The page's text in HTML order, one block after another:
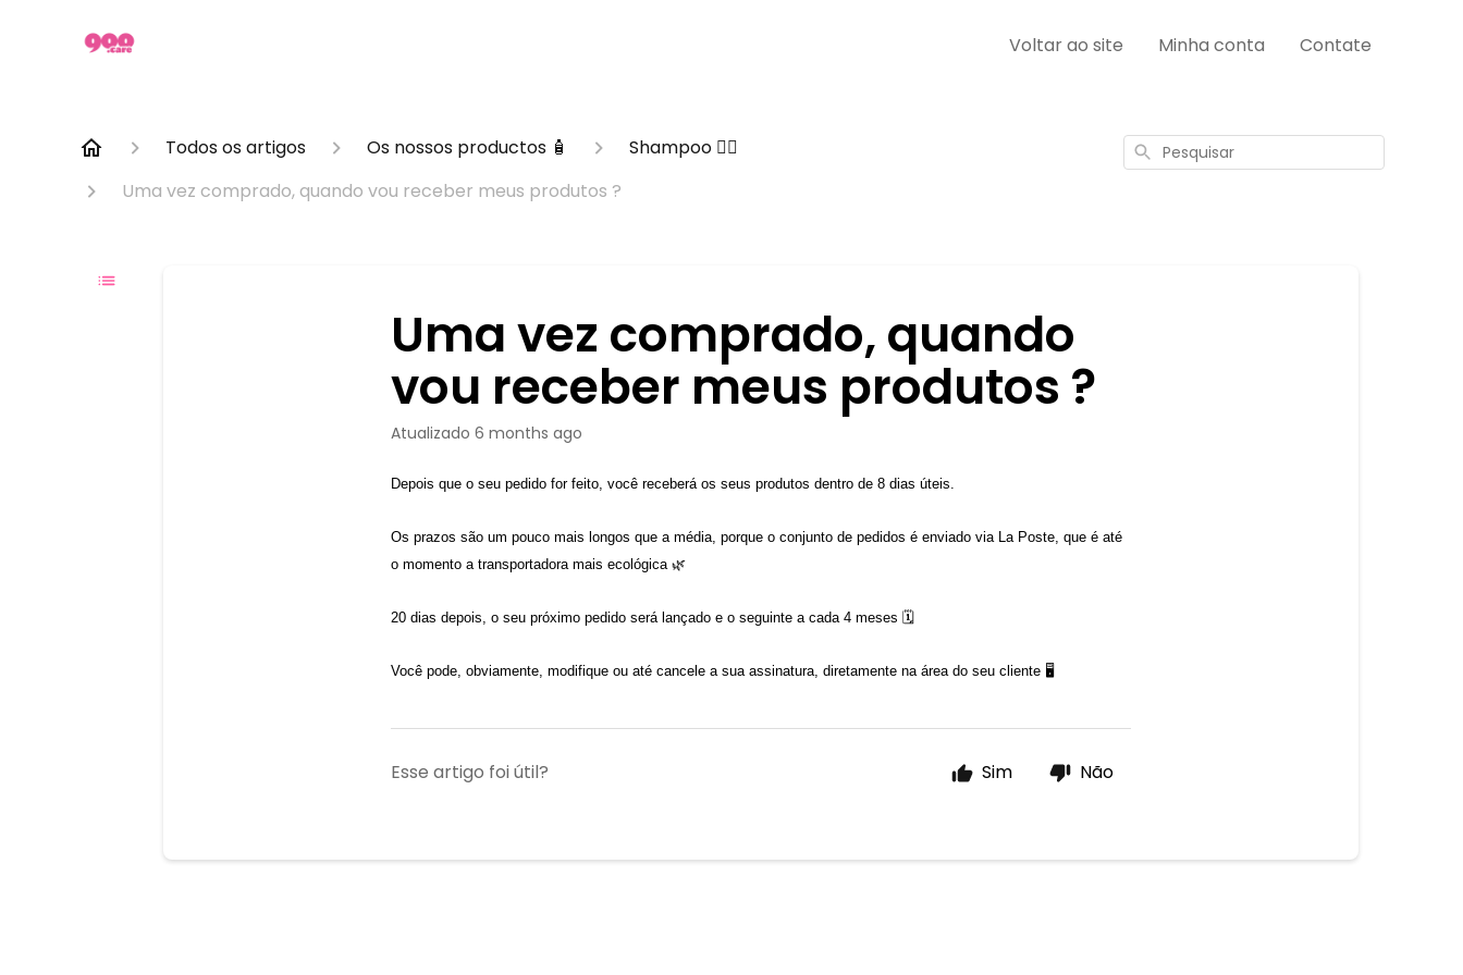
Voltar ao site Minha conta Contate
Todos os artigos Os nossos productos 🧴
Shampoo 🧖‍♀️
Uma vez comprado, quando vou receber meus produtos ?
Pesquisar
Uma vez comprado, quando
vou receber meus produtos ?
Atualizado 6 months ago
Depois que o seu pedido for feito, você receberá os seus produtos dentro de 8 dias úteis.
Os prazos são um pouco mais longos que a média, porque o conjunto de pedidos é enviado via La Poste, que é até
o momento a transportadora mais ecológica 🌿
20 dias depois, o seu próximo pedido será lançado e o seguinte a cada 4 meses 🗓
Você pode, obviamente, modifique ou até cancele a sua assinatura, diretamente na área do seu cliente 🖥
Esse artigo foi útil? Sim Não